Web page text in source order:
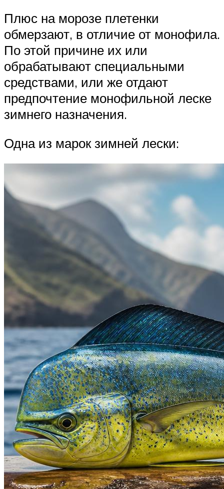
Плюс на морозе плетенки
обмерзают, в отличие от монофила.
По этой причине их или
обрабатывают специальными
средствами, или же отдают
предпочтение монофильной леске
зимнего назначения.
Одна из марок зимней лески: